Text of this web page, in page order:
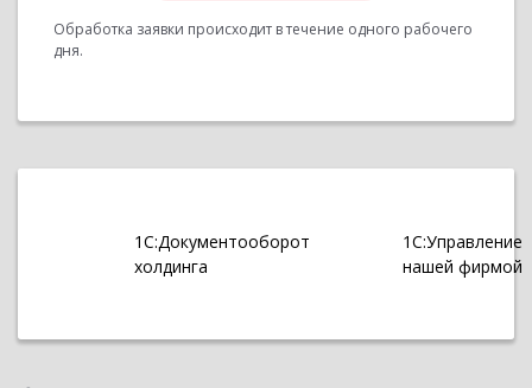
Обработка заявки происходит в течение одного рабочего
дня.
1С:Документооборот
холдинга
1С:Управление
нашей фирмой